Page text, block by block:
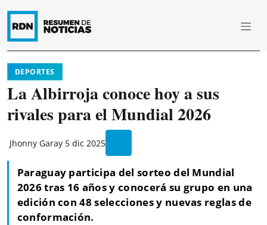
DEPORTES
La Albirroja conoce hoy a sus
rivales para el Mundial 2026
Jhonny Garay 5 dic 2025
Paraguay participa del sorteo del Mundial
2026 tras 16 años y conocerá su grupo en una
edición con 48 selecciones y nuevas reglas de
conformación.